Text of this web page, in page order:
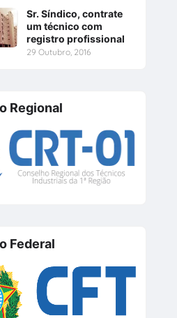
Sr. Síndico, contrate
um técnico com
registro profissional
29 Outubro, 2016
Regional
Federal